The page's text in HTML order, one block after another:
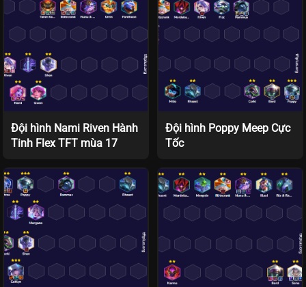
Đội hình Nami Riven Hành
Tinh Flex TFT mùa 17
Đội hình Poppy Meep Cực
Tốc